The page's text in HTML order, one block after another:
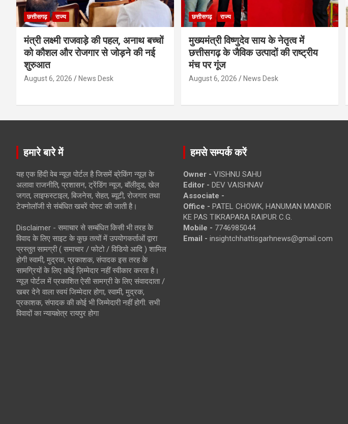
छत्तीसगढ़ राज्य
मंत्री लक्ष्मी राजवाड़े की पहल, अनाथ बच्चों
को कौशल और रोजगार से जोड़ने की नई
शुरुआत
August 6, 2026 News Desk
छत्तीसगढ़ राज्य
मुख्यमंत्री विष्णुदेव साय के नेतृत्व में
छत्तीसगढ़ के जैविक उत्पादों की राष्ट्रीय
मंच पर गूंज
August 6, 2026 News Desk
हमारे बारे में
यह एक हिंदी वेब न्यूज़ पोर्टल है जिसमें ब्रेकिंग न्यूज़ के
अलावा राजनीति, प्रशासन, ट्रेंडिंग न्यूज, बॉलीवुड, खेल
जगत, लाइफस्टाइल, बिजनेस, सेहत, ब्यूटी, रोजगार तथा
टेक्नोलॉजी से संबंधित खबरें पोस्ट की जाती है।
Disclaimer - समाचार से सम्बंधित किसी भी तरह के
विवाद के लिए साइट के कुछ तत्वों में उपयोगकर्ताओं द्वारा
प्रस्तुत सामग्री ( समाचार / फोटो / विडियो आदि ) शामिल
होगी स्वामी, मुद्रक, प्रकाशक, संपादक इस तरह के
सामग्रियों के लिए कोई ज़िम्मेदार नहीं स्वीकार करता है।
न्यूज़ पोर्टल में प्रकाशित ऐसी सामग्री के लिए संवाददाता /
खबर देने वाला स्वयं जिम्मेदार होगा, स्वामी, मुद्रक,
प्रकाशक, संपादक की कोई भी जिम्मेदारी नहीं होगी. सभी
विवादों का न्यायक्षेत्र रायपुर होगा
हमसे सम्पर्क करें
Owner - VISHNU SAHU
Editor - DEV VAISHNAV
Associate -
Office - PATEL CHOWK, HANUMAN MANDIR
KE PAS TIKRAPARA RAIPUR C.G.
Mobile - 7746985044
Email - insightchhattisgarhnews@gmail.com